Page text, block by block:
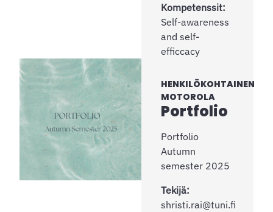
Kompetenssit:
Self-awareness
and self-
efficcacy
HENKILÖKOHTAINEN
MOTOROLA
Portfolio
Portfolio
Autumn
semester 2025
Tekijä:
shristi.rai@tuni.fi